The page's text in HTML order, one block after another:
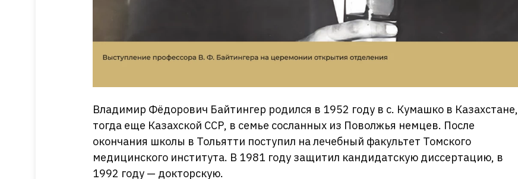
Владимир Фёдорович Байтингер родился в 1952 году в с. Кумашко в Казахстане,
тогда еще Казахской ССР, в семье сосланных из Поволжья немцев. После
окончания школы в Тольятти поступил на лечебный факультет Томского
медицинского института. В 1981 году защитил кандидатскую диссертацию, в
1992 году — докторскую.